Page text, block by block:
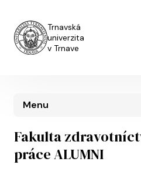
Trnavská
univerzita
v Trnave
Fakulta
práce ALUMNI
Menu